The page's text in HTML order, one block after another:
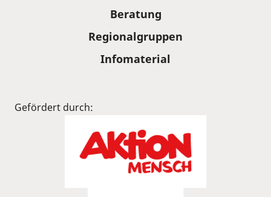
Beratung
Regionalgruppen
Infomaterial
Gefördert durch: